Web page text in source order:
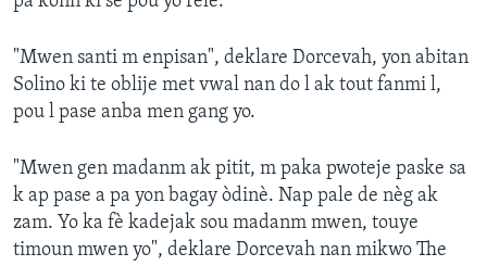
"Mwen santi m enpisan", deklare Dorcevah, yon abitan
Solino ki te oblije met vwal nan do l ak tout fanmi l,
pou l pase anba men gang yo.
"Mwen gen madanm ak pitit, m paka pwoteje paske sa
k ap pase a pa yon bagay òdinè. Nap pale de nèg ak
zam. Yo ka fè kadejak sou madanm mwen, touye
timoun mwen yo", deklare Dorcevah nan mikwo The